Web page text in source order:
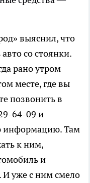
выяснил, что
со стоянки.
рано утром
месте, где вы
позвонить в
64-09 и
информацию. Там
к ним,
и
И уже с ним смело